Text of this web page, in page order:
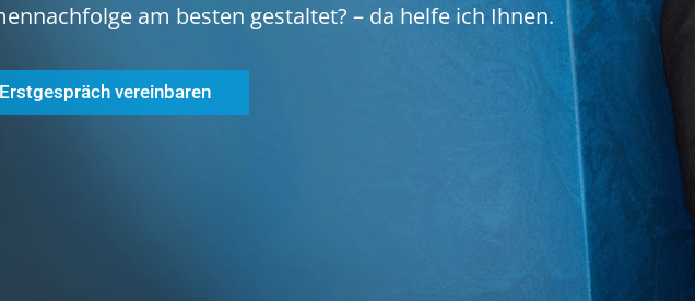
Erstgespräch vereinbaren
am besten gestaltet? – da helfe ich Ihnen.